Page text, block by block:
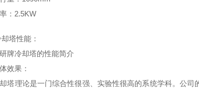
：2.5KW
塔性能：
牌冷却塔的性能简介
效果：
塔理论是一门综合性很强、实验性很高的系统学科。公